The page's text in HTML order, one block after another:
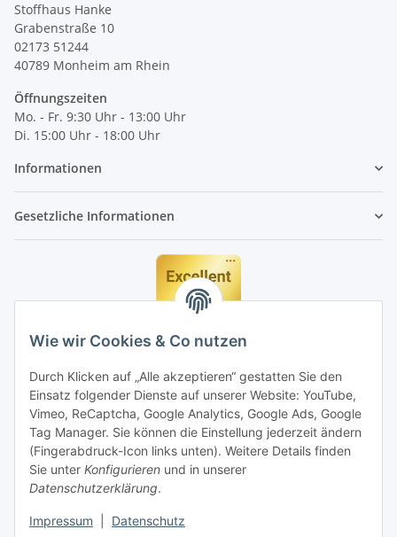
Wie wir Cookies & Co nutzen
Durch Klicken auf „Alle akzeptieren“ gestatten Sie den
Einsatz folgender Dienste auf unserer Website: YouTube,
Vimeo, ReCaptcha, Google Analytics, Google Ads, Google
Tag Manager. Sie können die Einstellung jederzeit ändern
(Fingerabdruck-Icon links unten). Weitere Details finden
Sie unter Konfigurieren und in unserer
Datenschutzerklärung.
Impressum Datenschutz
Stoffhaus Hanke
Grabenstraße 10
02173 51244
40789 Monheim am Rhein
Öffnungszeiten
Mo. - Fr. 9:30 Uhr - 13:00 Uhr
Di. 15:00 Uhr - 18:00 Uhr
Informationen
Gesetzliche Informationen